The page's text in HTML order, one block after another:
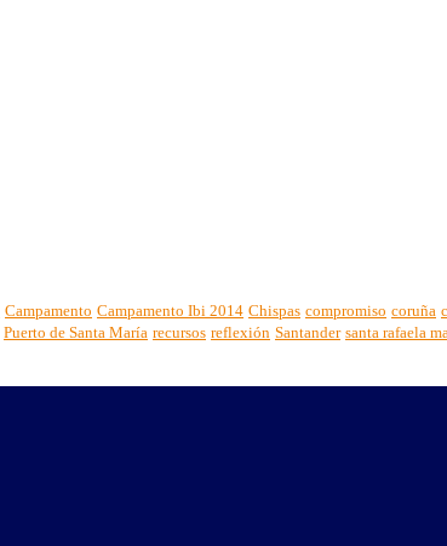
Campamento Campamento Ibi 2014 Chispas compromiso coruña
Puerto de Santa María recursos reflexión Santander santa rafaela